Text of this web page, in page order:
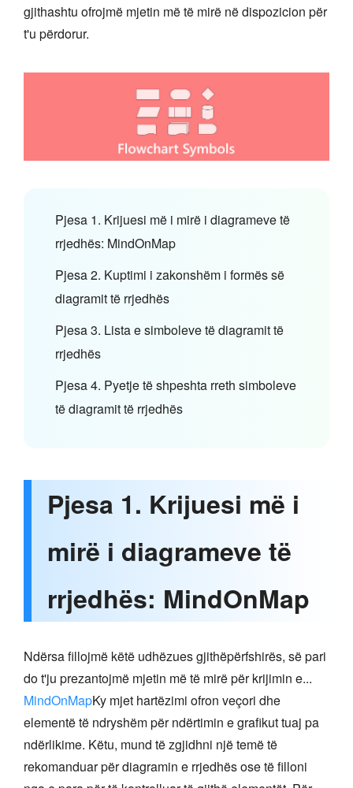
gjithashtu ofrojmë mjetin më të mirë në dispozicion për
t'u përdorur.
Pjesa 1. Krijuesi më i mirë i diagrameve të
rrjedhës: MindOnMap
Pjesa 2. Kuptimi i zakonshëm i formës së
diagramit të rrjedhës
Pjesa 3. Lista e simboleve të diagramit të
rrjedhës
Pjesa 4. Pyetje të shpeshta rreth simboleve
të diagramit të rrjedhës
Pjesa 1. Krijuesi më i
mirë i diagrameve të
rrjedhës: MindOnMap
Ndërsa fillojmë këtë udhëzues gjithëpërfshirës, së pari
do t'ju prezantojmë mjetin më të mirë për krijimin e...
MindOnMapKy mjet hartëzimi ofron veçori dhe
elementë të ndryshëm për ndërtimin e grafikut tuaj pa
ndërlikime. Këtu, mund të zgjidhni një temë të
rekomanduar për diagramin e rrjedhës ose të filloni